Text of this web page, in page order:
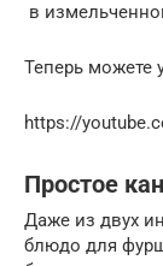
в
Теперь можете
https://
Простое
Даже из двух
блюдо для